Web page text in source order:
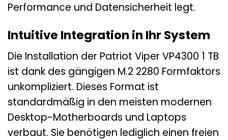
Performance und Datensicherheit legt.
Intuitive Integration in Ihr System
Die Installation der Patriot Viper VP4300 1 TB
ist dank des gängigen M.2 2280 Formfaktors
unkompliziert. Dieses Format ist
standardmäßig in den meisten modernen
Desktop-Motherboards und Laptops
verbaut. Sie benötigen lediglich einen freien